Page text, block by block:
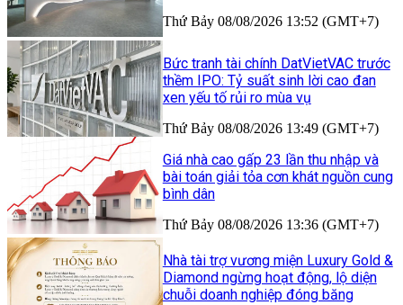
Thứ Bảy 08/08/2026 13:52 (GMT+7)
Bức tranh tài chính DatVietVAC trước
thềm IPO: Tỷ suất sinh lời cao đan
xen yếu tố rủi ro mùa vụ
Thứ Bảy 08/08/2026 13:49 (GMT+7)
Giá nhà cao gấp 23 lần thu nhập và
bài toán giải tỏa cơn khát nguồn cung
bình dân
Thứ Bảy 08/08/2026 13:36 (GMT+7)
Nhà tài trợ vương miện Luxury Gold &
Diamond ngừng hoạt động, lộ diện
chuỗi doanh nghiệp đóng băng